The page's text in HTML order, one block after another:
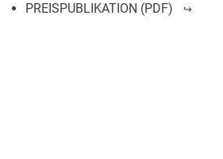
PREISPUBLIKATION (PDF)